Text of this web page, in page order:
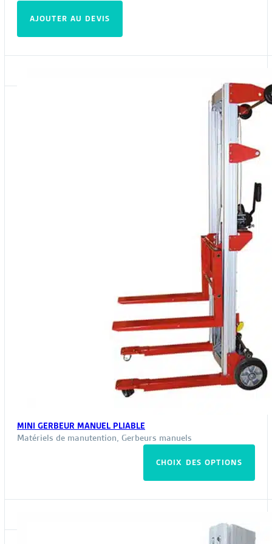
AJOUTER AU DEVIS
MINI GERBEUR MANUEL PLIABLE
Matériels de manutention, Gerbeurs manuels
CHOIX DES OPTIONS
a
Les